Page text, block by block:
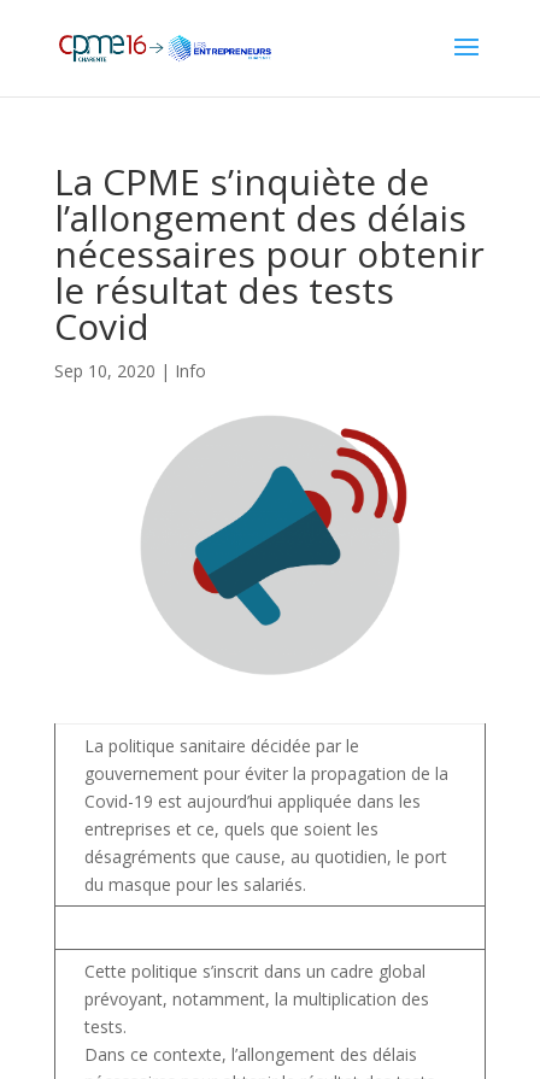
La CPME s’inquiète de
l’allongement des délais
nécessaires pour obtenir
le résultat des tests
Covid
Sep 10, 2020 | Info
La politique sanitaire décidée par le
gouvernement pour éviter la propagation de la
Covid-19 est aujourd’hui appliquée dans les
entreprises et ce, quels que soient les
désagréments que cause, au quotidien, le port
du masque pour les salariés.
Cette politique s’inscrit dans un cadre global
prévoyant, notamment, la multiplication des
tests.
Dans ce contexte, l’allongement des délais